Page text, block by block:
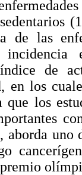
de las
de
en los
que los
aborda uno